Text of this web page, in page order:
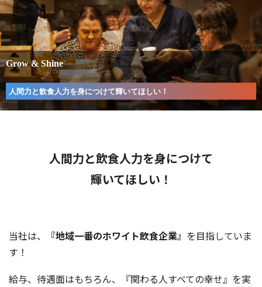
人間力と飲食人力を身につけて
輝いてほしい！
当社は、 『地域一番のホワイト飲食企業』 を目指していま
す！
給与、待遇面はもちろん、『関わる人すべての幸せ』を実